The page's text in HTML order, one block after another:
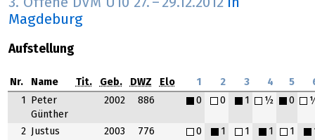
3. Offene DVM U10 27. – 29.12.2012 in
Magdeburg
Aufstellung
Nr. Name Tit. Geb. DWZ Elo 1 2 3 4 5
1
Peter
Günther
2002 886 0 0 1 ½ 0
2
Justus
2003 776 0 1 1 1 1